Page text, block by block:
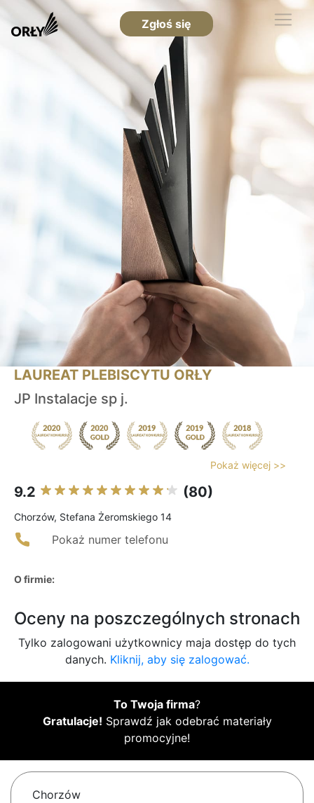
Zgłoś się
LAUREAT PLEBISCYTU ORŁY
JP Instalacje sp j.
Pokaż więcej >>
9.2 (80)
Chorzów, Stefana Żeromskiego 14
Pokaż numer telefonu
O firmie:
Oceny na poszczególnych stronach
Tylko zalogowani użytkownicy maja dostęp do tych
danych. Kliknij, aby się zalogować.
To Twoja firma?
Gratulacje! Sprawdź jak odebrać materiały
promocyjne!
Chorzów